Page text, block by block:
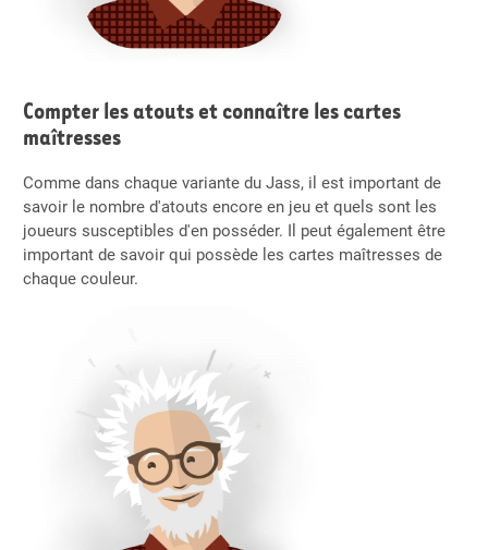
Compter les atouts et connaître les cartes
maîtresses
Comme dans chaque variante du Jass, il est important de
savoir le nombre d'atouts encore en jeu et quels sont les
joueurs susceptibles d'en posséder. Il peut également être
important de savoir qui possède les cartes maîtresses de
chaque couleur.